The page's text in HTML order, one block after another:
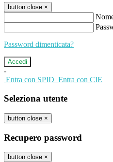
button close ×
Password dimenticata?
-
Entra con SPID Entra con CIE
Seleziona utente
button close ×
Recupero password
button close ×